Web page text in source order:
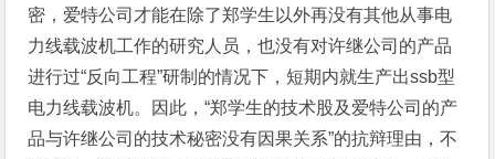
密，爱特公司才能在除了郑学生以外再没有其他从事电
力线载波机工作的研究人员，也没有对许继公司的产品
进行过“反向工程”研制的情况下，短期内就生产出ssb型
电力线载波机。因此，“郑学生的技术股及爱特公司的产
品与许继公司的技术秘密没有因果关系”的抗辩理由，不